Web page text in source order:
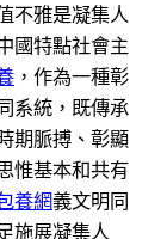
不雅是凝集人
國特點社會主
，作為一種彰
系統，既傳承
期脈搏、彰顯
惟基本和共有
養網義文明同
施展凝集人